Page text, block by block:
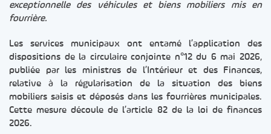
exceptionnelle des véhicules et biens mobiliers mis en
fourrière.
Les services municipaux ont entamé l’application des
dispositions de la circulaire conjointe n°12 du 6 mai 2026,
publiée par les ministres de l’Intérieur et des Finances,
relative à la régularisation de la situation des biens
mobiliers saisis et déposés dans les fourrières municipales.
Cette mesure découle de l’article 82 de la loi de finances
2026.